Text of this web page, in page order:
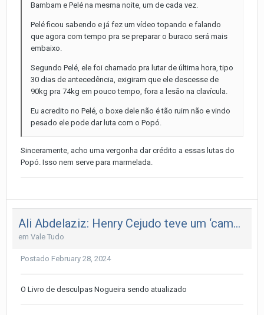
Bambam e Pelé na mesma noite, um de cada vez.
Pelé ficou sabendo e já fez um vídeo topando e falando
que agora com tempo pra se preparar o buraco será mais
embaixo.
Segundo Pelé, ele foi chamado pra lutar de última hora, tipo
30 dias de antecedência, exigiram que ele descesse de
90kg pra 74kg em pouco tempo, fora a lesão na clavícula.
Eu acredito no Pelé, o boxe dele não é tão ruim não e vindo
pesado ele pode dar luta com o Popó.
Sinceramente, acho uma vergonha dar crédito a essas lutas do
Popó. Isso nem serve para marmelada.
Ali Abdelaziz: Henry Cejudo teve um ‘camp horrível’, lutou contra Merab Dvalishvili com lesão na virilha no UFC 298
em Vale Tudo
Postado February 28, 2024
O Livro de desculpas Nogueira sendo atualizado